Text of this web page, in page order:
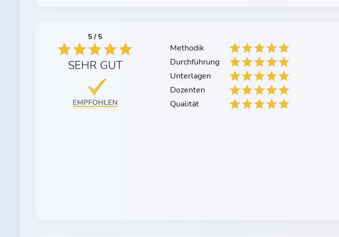
5 / 5
SEHR GUT
Methodik
Durchführung
Unterlagen
Dozenten
Qualität